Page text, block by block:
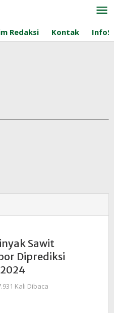
Redaksi Kontak
Sawit
Naik,
Ekspor
Sawit
Diprediksi
Kali Dibaca